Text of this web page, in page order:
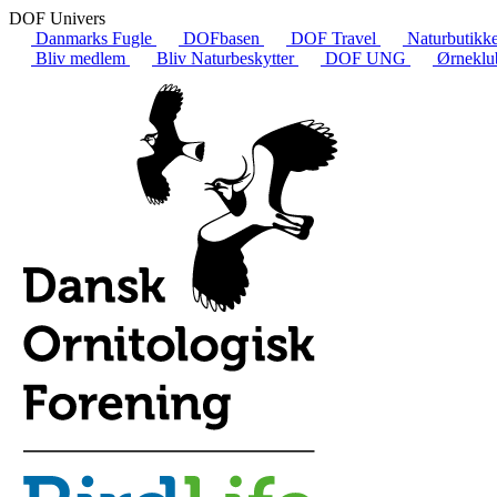
DOF Univers
Danmarks Fugle
DOFbasen DOF Travel
Bliv medlem
Bliv Naturbeskytter DOF UNG